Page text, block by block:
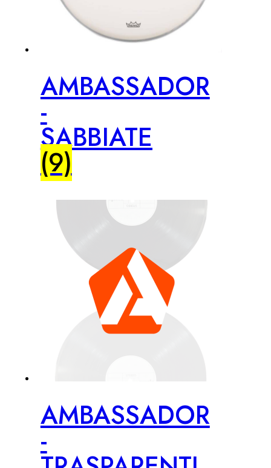
AMBASSADOR
-
SABBIATE
(9)
AMBASSADOR
-